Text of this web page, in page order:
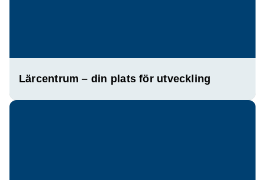
Lärcentrum – din plats för utveckling